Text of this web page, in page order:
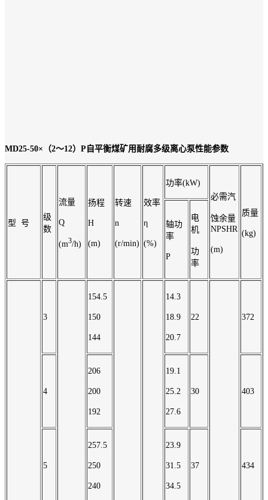
MD25-50×（2～12）P 自平衡煤矿用耐腐多级离心泵性能参数
型 号
级
数
流量
Q
(m3/h)
扬程
H
(m)
转速
n
(r/min)
效率
η
(%)
功率(kW)
必需汽
蚀余量
NPSHR
(m)
质量
(kg)
轴功
率
P
电
机
功
率
3
154.5
150
144
14.3
18.9
20.7
22 372
4
206
200
192
19.1
25.2
27.6
30 403
5
257.5
250
240
23.9
31.5
34.5
37 434